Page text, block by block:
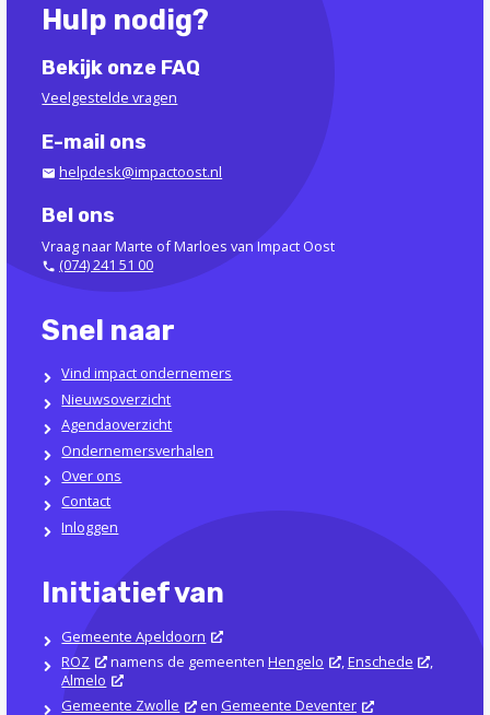
Hulp nodig?
Bekijk onze FAQ
Veelgestelde vragen
E-mail ons
helpdesk@impactoost.nl
Bel ons
Vraag naar Marte of Marloes van Impact Oost
(074) 241 51 00
Snel naar
Vind impact ondernemers
Nieuwsoverzicht
Agendaoverzicht
Ondernemersverhalen
Over ons
Contact
Inloggen
Initiatief van
Gemeente Apeldoorn
ROZ
namens de gemeentenHengelo ,Enschede
,
Almelo
Gemeente Zwolle
en Gemeente Deventer